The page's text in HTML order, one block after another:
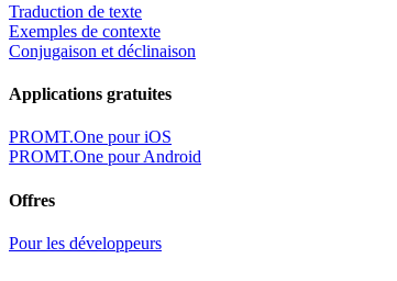
Traduction de texte
Exemples de contexte
Conjugaison et déclinaison
Applications gratuites
PROMT.One pour iOS
PROMT.One pour Android
Offres
Pour les développeurs